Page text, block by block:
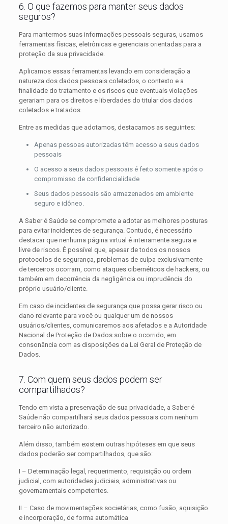
6. O que fazemos para manter seus dados
seguros?
Para mantermos suas informações pessoais seguras, usamos
ferramentas físicas, eletrônicas e gerenciais orientadas para a
proteção da sua privacidade.
Aplicamos essas ferramentas levando em consideração a
natureza dos dados pessoais coletados, o contexto e a
finalidade do tratamento e os riscos que eventuais violações
gerariam para os direitos e liberdades do titular dos dados
coletados e tratados.
Entre as medidas que adotamos, destacamos as seguintes:
Apenas pessoas autorizadas têm acesso a seus dados
pessoais
O acesso a seus dados pessoais é feito somente após o
compromisso de confidencialidade
Seus dados pessoais são armazenados em ambiente
seguro e idôneo.
A Saber é Saúde se compromete a adotar as melhores posturas
para evitar incidentes de segurança. Contudo, é necessário
destacar que nenhuma página virtual é inteiramente segura e
livre de riscos. É possível que, apesar de todos os nossos
protocolos de segurança, problemas de culpa exclusivamente
de terceiros ocorram, como ataques cibernéticos de hackers, ou
também em decorrência da negligência ou imprudência do
próprio usuário/cliente.
Em caso de incidentes de segurança que possa gerar risco ou
dano relevante para você ou qualquer um de nossos
usuários/clientes, comunicaremos aos afetados e a Autoridade
Nacional de Proteção de Dados sobre o ocorrido, em
consonância com as disposições da Lei Geral de Proteção de
Dados.
7. Com quem seus dados podem ser
compartilhados?
Tendo em vista a preservação de sua privacidade, a Saber é
Saúde não compartilhará seus dados pessoais com nenhum
terceiro não autorizado.
Além disso, também existem outras hipóteses em que seus
dados poderão ser compartilhados, que são:
I – Determinação legal, requerimento, requisição ou ordem
judicial, com autoridades judiciais, administrativas ou
governamentais competentes.
II – Caso de movimentações societárias, como fusão, aquisição
e incorporação, de forma automática